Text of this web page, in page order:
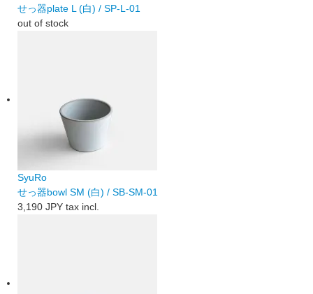
せっ器plate L (白) / SP-L-01
out of stock
SyuRo
せっ器bowl SM (白) / SB-SM-01
3,190 JPY tax incl.